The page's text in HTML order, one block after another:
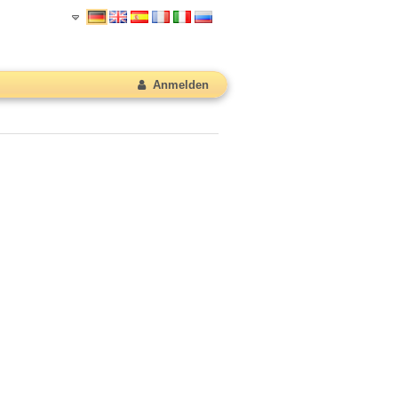
Anmelden